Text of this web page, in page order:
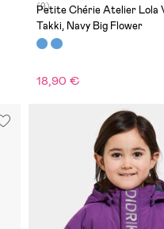
(9)
Petite Chérie Atelier Lola
Takki, Navy Big Flower
18,90 €